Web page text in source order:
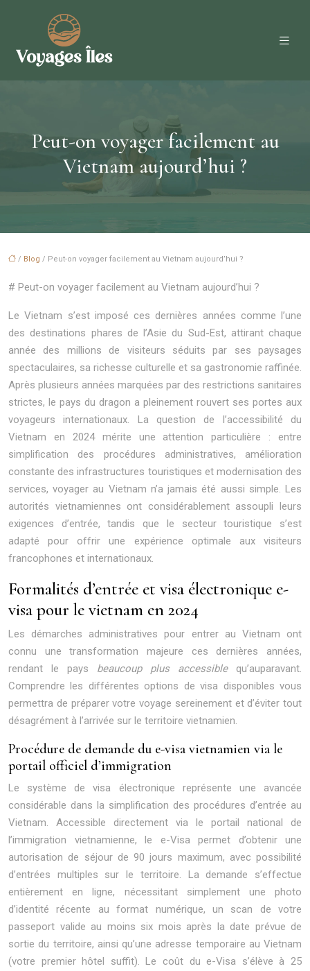
Peut-on voyager facilement au
Vietnam aujourd’hui ?
/ Blog / Peut-on voyager facilement au Vietnam aujourd’hui ?
# Peut-on voyager facilement au Vietnam aujourd’hui ?
Le Vietnam s’est imposé ces dernières années comme l’une
des destinations phares de l’Asie du Sud-Est, attirant chaque
année des millions de visiteurs séduits par ses paysages
spectaculaires, sa richesse culturelle et sa gastronomie raffinée.
Après plusieurs années marquées par des restrictions sanitaires
strictes, le pays du dragon a pleinement rouvert ses portes aux
voyageurs internationaux. La question de l’accessibilité du
Vietnam en 2024 mérite une attention particulière : entre
simplification des procédures administratives, amélioration
constante des infrastructures touristiques et modernisation des
services, voyager au Vietnam n’a jamais été aussi simple. Les
autorités vietnamiennes ont considérablement assoupli leurs
exigences d’entrée, tandis que le secteur touristique s’est
adapté pour offrir une expérience optimale aux visiteurs
francophones et internationaux.
Formalités d’entrée et visa électronique e-
visa pour le vietnam en 2024
Les démarches administratives pour entrer au Vietnam ont
connu une transformation majeure ces dernières années,
rendant le pays beaucoup plus accessiblequ’auparavant.
Comprendre les différentes options de visa disponibles vous
permettra de préparer votre voyage sereinement et d’éviter tout
désagrément à l’arrivée sur le territoire vietnamien.
Procédure de demande du e-visa vietnamien via le
portail officiel d’immigration
Le système de visa électronique représente une avancée
considérable dans la simplification des procédures d’entrée au
Vietnam. Accessible directement via le portail national de
l’immigration vietnamienne, le e-Visa permet d’obtenir une
autorisation de séjour de 90 jours maximum, avec possibilité
d’entrées multiples sur le territoire. La demande s’effectue
entièrement en ligne, nécessitant simplement une photo
d’identité récente au format numérique, un scan de votre
passeport valide au moins six mois après la date prévue de
sortie du territoire, ainsi qu’une adresse temporaire au Vietnam
(votre premier hôtel suffit). Le coût du e-Visa s’élève à 25